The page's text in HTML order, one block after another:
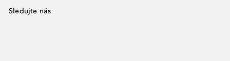
Sledujte nás